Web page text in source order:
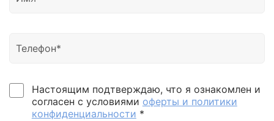
Настоящим подтверждаю, что я ознакомлен и
согласен с условиями оферты и политики
конфиденциальности *